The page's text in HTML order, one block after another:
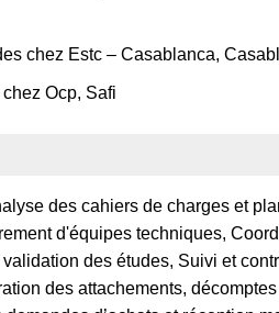
chez Estc – Casablanca,
Ocp, Safi
des cahiers de charges et
d'équipes techniques,
des études, Suivi et
des attachements,